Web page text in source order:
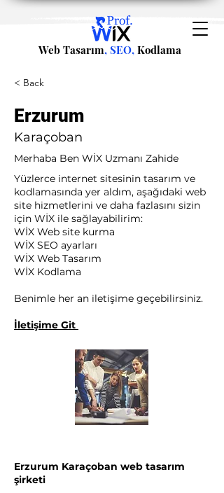
Web Tasarım, SEO, Kodlama
< Back
Erzurum
Karaçoban
Merhaba Ben WİX Uzmanı Zahide
Yüzlerce internet sitesinin tasarım ve
kodlamasında yer aldım, aşağıdaki web
site hizmetlerini ve daha fazlasını sizin
için WİX ile sağlayabilirim:​ ​
WİX Web site kurma
WİX SEO ayarları
WİX Web Tasarım
WİX Kodlama ​
Benimle her an iletişime geçebilirsiniz.
İletişime Git
Erzurum Karaçoban web tasarım
şirketi